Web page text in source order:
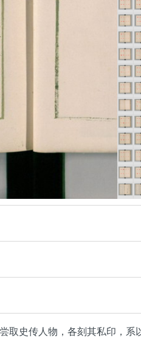
史传人物，各刻其私印，系